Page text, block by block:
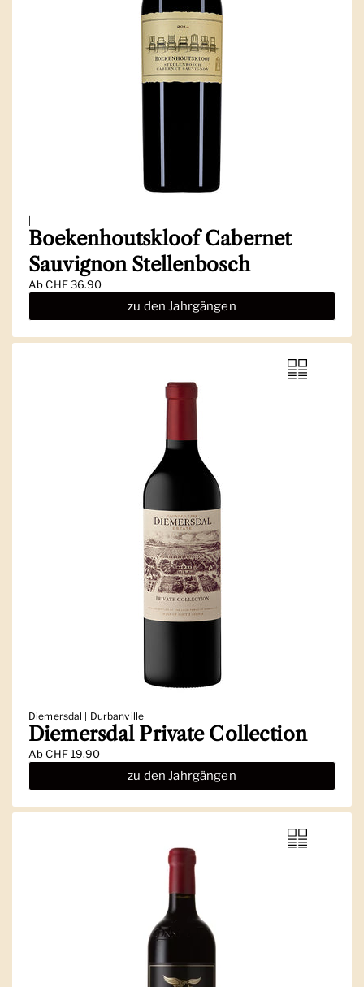
|
Boekenhoutskloof Cabernet
Sauvignon Stellenbosch
AbCHF 36.90
zu den Jahrgängen
Diemersdal | Durbanville
Diemersdal Private Collection
AbCHF 19.90
zu den Jahrgängen